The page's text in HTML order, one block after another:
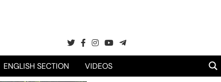
ENGLISH SECTION VIDEOS